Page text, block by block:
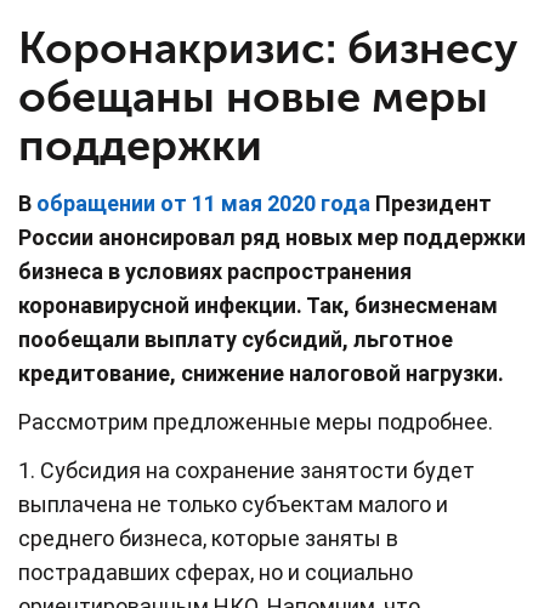
Коронакризис: бизнесу
обещаны новые меры
поддержки
В обращении от 11 мая 2020 года Президент
России анонсировал ряд новых мер поддержки
бизнеса в условиях распространения
коронавирусной инфекции. Так, бизнесменам
пообещали выплату субсидий, льготное
кредитование, снижение налоговой нагрузки.
Рассмотрим предложенные меры подробнее.
1. Субсидия на сохранение занятости будет
выплачена не только субъектам малого и
среднего бизнеса, которые заняты в
пострадавших сферах, но и социально